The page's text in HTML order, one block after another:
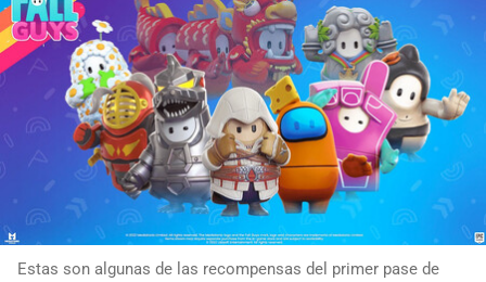
Estas son algunas de las recompensas del primer pase de